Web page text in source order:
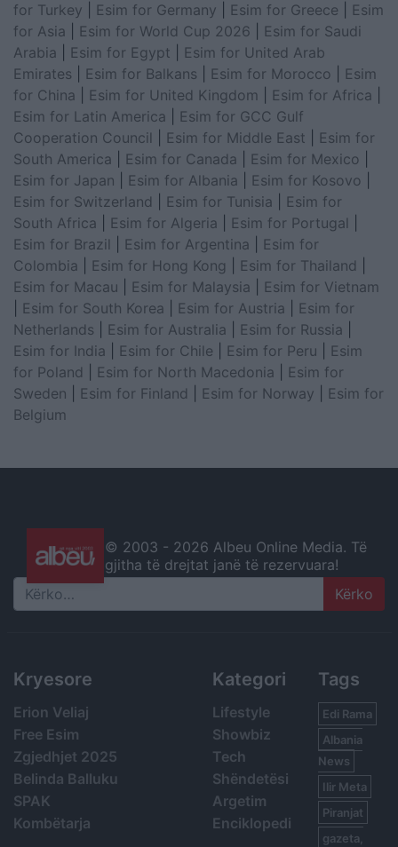
for Turkey
Esim for Germany Esim for Greece
Esim
for Asia
Esim for World Cup 2026
Esim for Saudi
Arabia
Esim for Egypt
Esim for United Arab
Emirates
Esim for Balkans Esim for Morocco
Esim
for China
Esim for United Kingdom Esim for Africa
Esim for Latin America
Esim for GCC Gulf
Cooperation Council
Esim for Middle East
Esim for
South America
Esim for Canada Esim for Mexico
Esim for Japan
Esim for Albania Esim for Kosovo
Esim for Switzerland
Esim for Tunisia
Esim for
South Africa
Esim for Algeria Esim for Portugal
Esim for Brazil
Esim for Argentina
Esim for
Colombia
Esim for Hong Kong Esim for Thailand
Esim for Macau
Esim for Malaysia
Esim for Vietnam
Esim for South Korea Esim for Austria
Esim for
Netherlands
Esim for Australia Esim for Russia
Esim for India
Esim for Chile Esim for Peru
Esim
for Poland
Esim for North Macedonia
Esim for
Sweden
Esim for Finland Esim for Norway
Esim for
Belgium
© 2003 - 2026 Albeu Online Media. Të
gjitha të drejtat janë të rezervuara!
Search
Kryesore
Erion Veliaj
Free Esim
Zgjedhjet 2025
Belinda Balluku
SPAK
Kombëtarja
Kategori
Lifestyle
Showbiz
Tech
Shëndetësi
Argetim
Enciklopedi
Tags
Edi Rama
Albania
News
Ilir Meta
Piranjat
gazeta,